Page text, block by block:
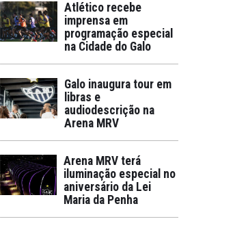
Atlético recebe
imprensa em
programação especial
na Cidade do Galo
Galo inaugura tour em
libras e
audiodescrição na
Arena MRV
Arena MRV terá
iluminação especial no
aniversário da Lei
Maria da Penha